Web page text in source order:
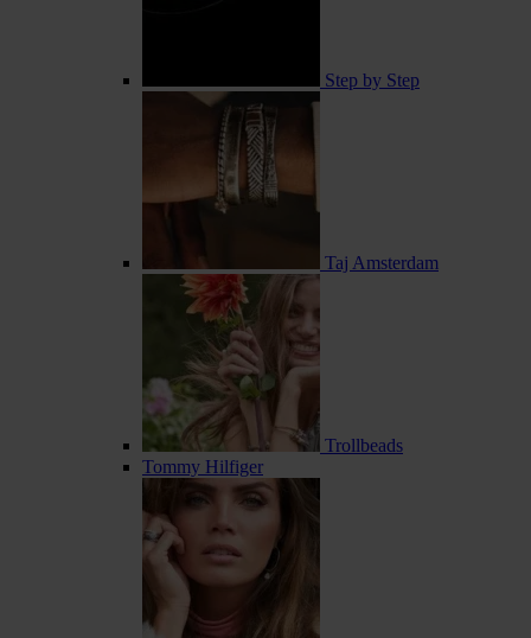
Step by Step
Taj Amsterdam
Trollbeads
Tommy Hilfiger